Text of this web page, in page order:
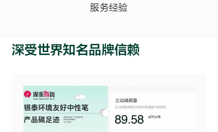
服务经验
深受世界知名品牌信赖